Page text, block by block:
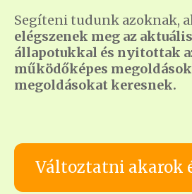
Segíteni tudunk azoknak,
elégszenek meg az
állapotukkal és nyitottak
működőképes
megoldásokat keresnek.
Változtatni akarok